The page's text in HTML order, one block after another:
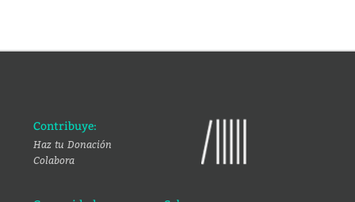
Contribuye:
Haz tu Donación
Colabora